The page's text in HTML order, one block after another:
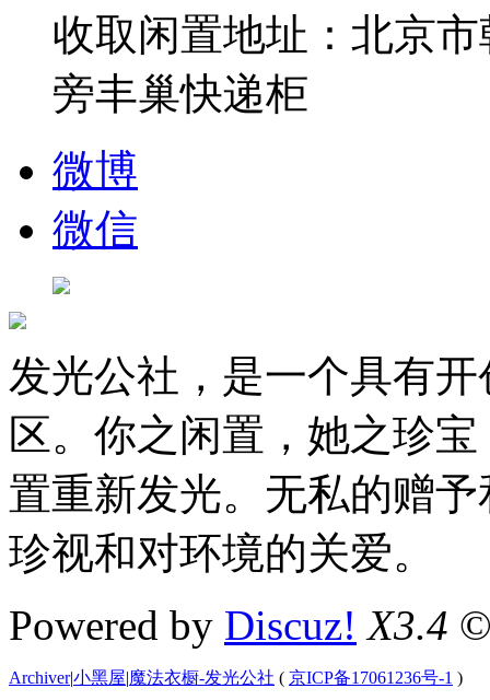
收取闲置地址：北京
旁丰巢快递柜
微博
微信
发光公社，是一个具有
区。你之闲置，她之珍
置重新发光。无私的赠
珍视和对环境的关爱。
Powered by Discuz! X3.4
Archiver|小黑屋|魔法衣橱-发光公社 ( 京ICP备17061236号-1 )